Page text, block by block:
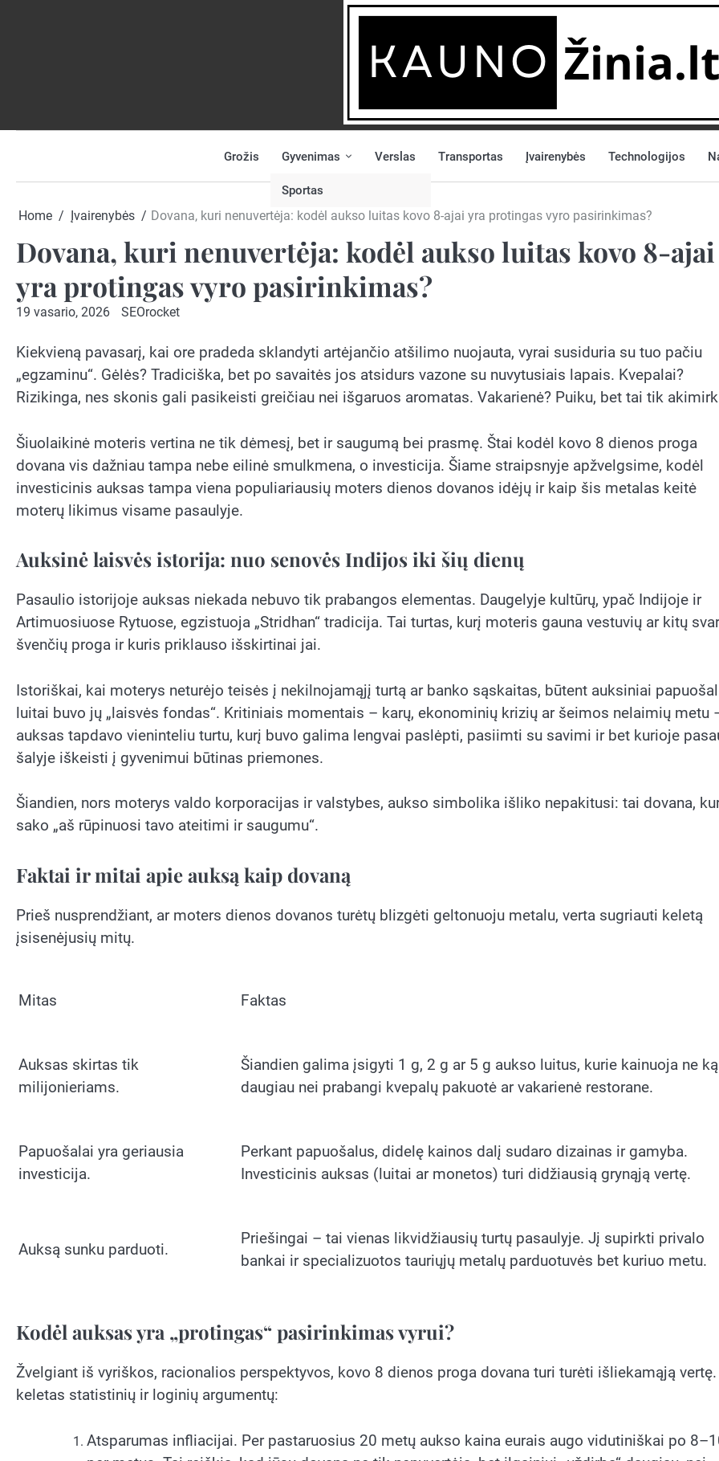
NAUJIENĄ
Grožis Gyvenimas
Sportas
Verslas Transportas Įvairenybės Technologijos
Home Įvairenybės Dovana, kuri nenuvertėja: kodėl aukso luitas kovo 8-ajai yra protingas vyro pasirinkimas?
Dovana, kuri nenuvertėja: kodėl aukso luitas kovo 8-ajai
yra protingas vyro pasirinkimas?
19 vasario, 2026 SEOrocket
Kiekvieną pavasarį, kai ore pradeda sklandyti artėjančio atšilimo nuojauta, vyrai susiduria su tuo pačiu
„egzaminu“. Gėlės? Tradiciška, bet po savaitės jos atsidurs vazone su nuvytusiais lapais. Kvepalai?
Rizikinga, nes skonis gali pasikeisti greičiau nei išgaruos aromatas. Vakarienė? Puiku, bet tai tik
Šiuolaikinė moteris vertina ne tik dėmesį, bet ir saugumą bei prasmę. Štai kodėl kovo 8 dienos proga
dovana vis dažniau tampa nebe eilinė smulkmena, o investicija. Šiame straipsnyje apžvelgsime, kodėl
investicinis auksas tampa viena populiariausių moters dienos dovanos idėjų ir kaip šis metalas keitė
moterų likimus visame pasaulyje.
Auksinė laisvės istorija: nuo senovės Indijos iki šių dienų
Pasaulio istorijoje auksas niekada nebuvo tik prabangos elementas. Daugelyje kultūrų, ypač Indijoje ir
Artimuosiuose Rytuose, egzistuoja „Stridhan“ tradicija. Tai turtas, kurį moteris gauna vestuvių ar kitų
švenčių proga ir kuris priklauso išskirtinai jai.
Istoriškai, kai moterys neturėjo teisės į nekilnojamąjį turtą ar banko sąskaitas, būtent auksiniai
luitai buvo jų „laisvės fondas“. Kritiniais momentais – karų, ekonominių krizių ar šeimos nelaimių metu
auksas tapdavo vieninteliu turtu, kurį buvo galima lengvai paslėpti, pasiimti su savimi ir bet kurioje
šalyje iškeisti į gyvenimui būtinas priemones.
Šiandien, nors moterys valdo korporacijas ir valstybes, aukso simbolika išliko nepakitusi: tai dovana,
sako „aš rūpinuosi tavo ateitimi ir saugumu“.
Faktai ir mitai apie auksą kaip dovaną
Prieš nusprendžiant, ar moters dienos dovanos turėtų blizgėti geltonuoju metalu, verta sugriauti keletą
įsisenėjusių mitų.
Mitas Faktas
Auksas skirtas tik
milijonieriams.
Šiandien galima įsigyti 1 g, 2 g ar 5 g aukso luitus, kurie kainuoja ne ką
daugiau nei prabangi kvepalų pakuotė ar vakarienė restorane.
Papuošalai yra geriausia
investicija.
Perkant papuošalus, didelę kainos dalį sudaro dizainas ir gamyba.
Investicinis auksas (luitai ar monetos) turi didžiausią grynąją vertę.
Auksą sunku parduoti.
Priešingai – tai vienas likvidžiausių turtų pasaulyje. Jį supirkti privalo
bankai ir specializuotos tauriųjų metalų parduotuvės bet kuriuo metu.
Kodėl auksas yra „protingas“ pasirinkimas vyrui?
Žvelgiant iš vyriškos, racionalios perspektyvos, kovo 8 dienos proga dovana turi turėti išliekamąją
keletas statistinių ir loginių argumentų:
Atsparumas infliacijai. Per pastaruosius 20 metų aukso kaina eurais augo vidutiniškai po